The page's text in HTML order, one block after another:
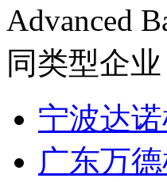
Advanced
同类型企业
宁波达
广东万